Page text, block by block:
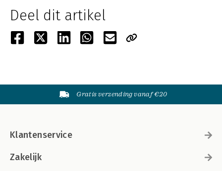
Deel dit artikel
Gratis verzending vanaf €20
Klantenservice
Zakelijk